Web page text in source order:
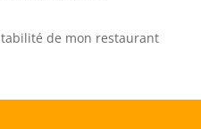
de mon restaurant